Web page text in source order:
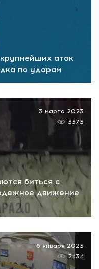
атак
по ударам
биться с
движение
3 марта 2023
3373
6 января 2023
2434